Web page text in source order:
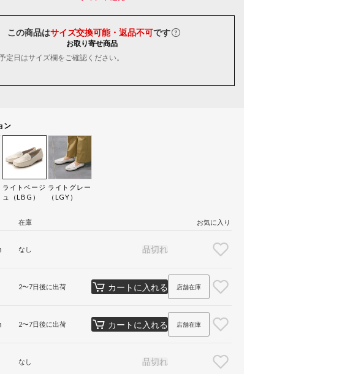
この商品はサイズ交換可能・返品不可です
お取り寄せ商品
定日はサイズ欄をご確認ください。
ン
ライトベージ
ュ（LBG）
ライトグレー
（LGY）
在庫 お気に入り
なし 品切れ
2〜7日後に出荷 カートに入れる 店舗在庫
2〜7日後に出荷 カートに入れる 店舗在庫
なし 品切れ